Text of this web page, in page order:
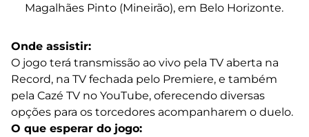
Magalhães Pinto (Mineirão), em Belo Horizonte.
Onde assistir:
O jogo terá transmissão ao vivo pela TV aberta na
Record, na TV fechada pelo Premiere, e também
pela Cazé TV no YouTube, oferecendo diversas
opções para os torcedores acompanharem o duelo.
O que esperar do jogo: